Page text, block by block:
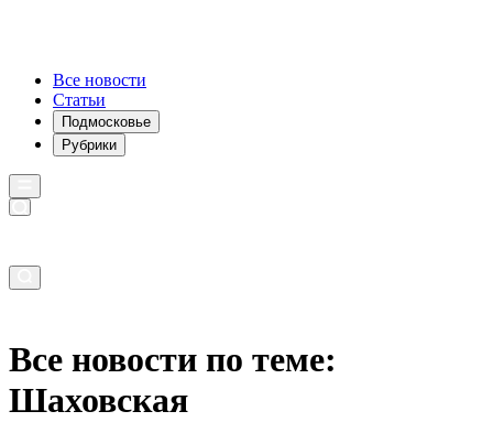
Все новости
Статьи
Подмосковье
Рубрики
Все новости по теме:
Шаховская